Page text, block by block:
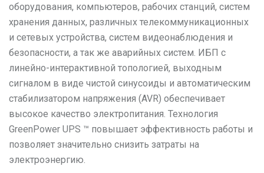
оборудования, компьютеров, рабочих станций, систем
хранения данных, различных телекоммуникационных
и сетевых устройства, систем видеонаблюдения и
безопасности, а так же аварийных систем. ИБП с
линейно-интерактивной топологией, выходным
сигналом в виде чистой синусоиды и автоматическим
стабилизатором напряжения (AVR) обеспечивает
высокое качество электропитания. Технология
GreenPower UPS ™ повышает эффективность работы и
позволяет значительно снизить затраты на
электроэнергию.